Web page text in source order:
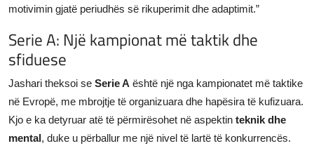
motivimin gjatë periudhës së rikuperimit dhe adaptimit.”
Serie A: Një kampionat më taktik dhe
sfiduese
Jashari theksoi se Serie A është një nga kampionatet më taktike
në Evropë, me mbrojtje të organizuara dhe hapësira të kufizuara.
Kjo e ka detyruar atë të përmirësohet në aspektin teknik dhe
mental, duke u përballur me një nivel të lartë të konkurrencës.